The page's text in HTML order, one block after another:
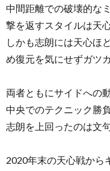
中間距離での破壊的な
撃を返すスタイルは天
しかも志朗には天心ほ
め復元を気にせずガツ
両者ともにサイドへの
中央でのテクニック勝
志朗を上回ったのは文
2020年末の天心戦から